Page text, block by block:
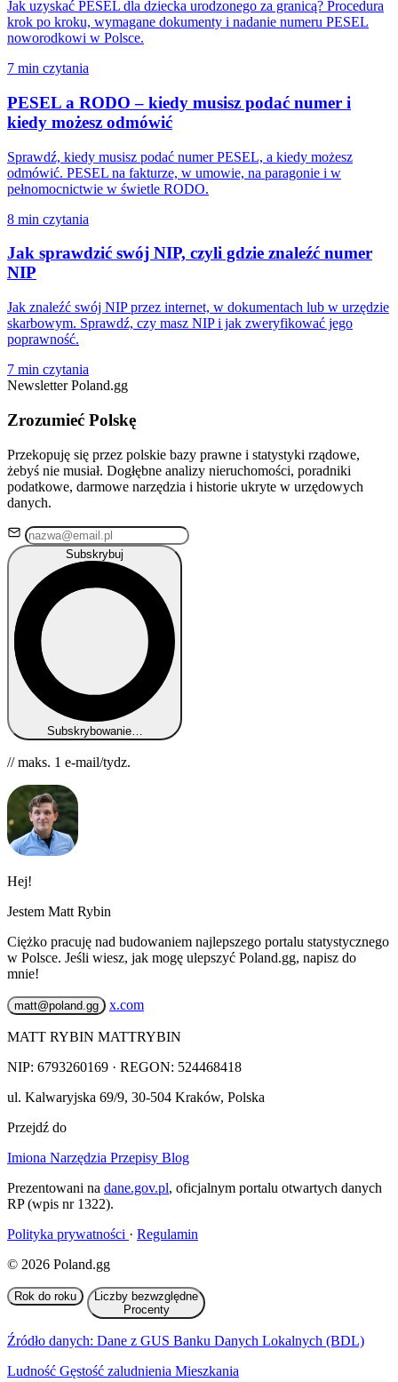
Jak uzyskać PESEL dla dziecka urodzonego za granicą? Procedura
krok po kroku, wymagane dokumenty i nadanie numeru PESEL
noworodkowi w Polsce.
7 min czytania
PESEL a RODO – kiedy musisz podać numer i
kiedy możesz odmówić
Sprawdź, kiedy musisz podać numer PESEL, a kiedy możesz
odmówić. PESEL na fakturze, w umowie, na paragonie i w
pełnomocnictwie w świetle RODO.
8 min czytania
Jak sprawdzić swój NIP, czyli gdzie znaleźć numer
NIP
Jak znaleźć swój NIP przez internet, w dokumentach lub w urzędzie
skarbowym. Sprawdź, czy masz NIP i jak zweryfikować jego
poprawność.
7 min czytania
Newsletter Poland.gg
Zrozumieć Polskę
Przekopuję się przez polskie bazy prawne i statystyki rządowe,
żebyś nie musiał. Dogłębne analizy nieruchomości, poradniki
podatkowe, darmowe narzędzia i historie ukryte w urzędowych
danych.
Subskrybuj
Subskrybowanie…
// maks. 1 e-mail/tydz.
Hej!
Jestem Matt Rybin
Ciężko pracuję nad budowaniem najlepszego portalu statystycznego
w Polsce. Jeśli wiesz, jak mogę ulepszyć Poland.gg, napisz do
mnie!
matt@poland.gg x.com
MATT RYBIN MATTRYBIN
NIP: 6793260169 · REGON: 524468418
ul. Kalwaryjska 69/9, 30-504 Kraków, Polska
Przejdź do
Imiona Narzędzia Przepisy Blog
Prezentowani na dane.gov.pl, oficjalnym portalu otwartych danych
RP (wpis nr 1322).
Polityka prywatności · Regulamin
© 2026 Poland.gg
Rok do roku
Liczby bezwzględne
Procenty
Źródło danych: Dane z GUS Banku Danych Lokalnych (BDL)
Ludność Gęstość zaludnienia Mieszkania